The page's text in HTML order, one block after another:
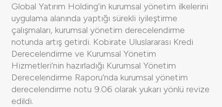
Global Yatırım Holding’in kurumsal yönetim ilkelerini
uygulama alanında yaptığı sürekli iyileştirme
çalışmaları, kurumsal yönetim derecelendirme
notunda artış getirdi. Kobirate Uluslararası Kredi
Derecelendirme ve Kurumsal Yönetim
Hizmetleri’nin hazırladığı Kurumsal Yönetim
Derecelendirme Raporu’nda kurumsal yönetim
derecelendirme notu 9.06 olarak yukarı yönlü revize
edildi.